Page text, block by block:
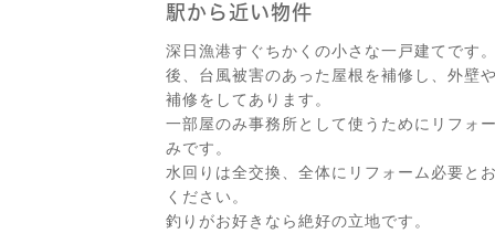
駅から近い物件
深日漁港すぐちかくの小さな一戸建てです
後、台風被害のあった屋根を補修し、外壁
補修をしてあります。
一部屋のみ事務所として使うためにリフォ
みです。
水回りは全交換、全体にリフォーム必要と
ください。
釣りがお好きなら絶好の立地です。